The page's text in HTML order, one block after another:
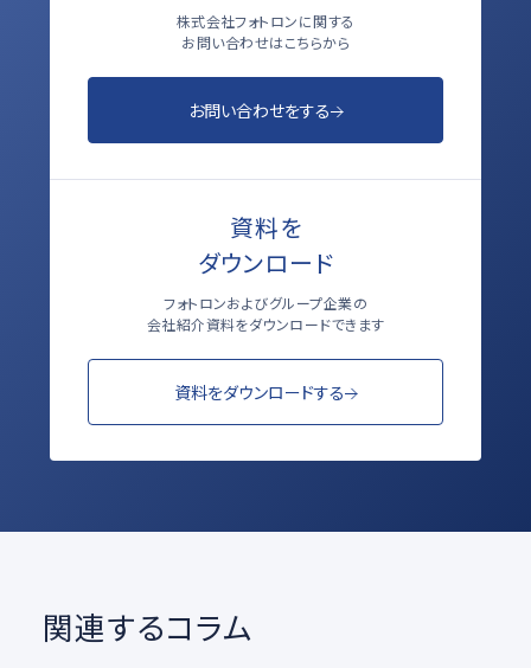
株式会社フォトロンに関する
お問い合わせはこちらから
お問い合わせをする
資料を
ダウンロード
フォトロンおよびグループ企業の
会社紹介資料をダウンロードできます
資料をダウンロードする
関連するコラム